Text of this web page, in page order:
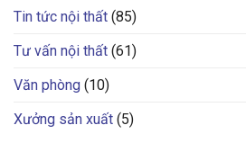
Tin tức nội thất (85)
Tư vấn nội thất (61)
Văn phòng (10)
Xưởng sản xuất (5)